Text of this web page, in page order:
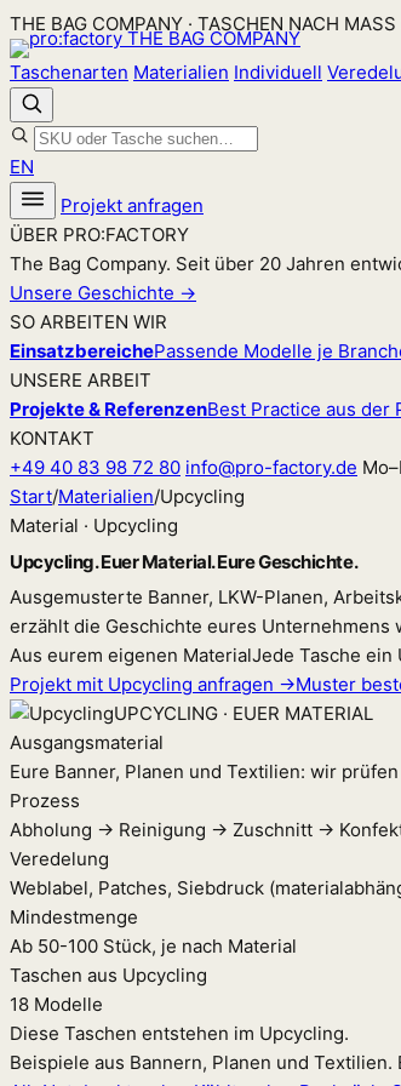
Zum
Inhalt
springen
THE BAG COMPANY · TASCHEN NACH
Taschenarten Materialien Individuell
EN
Projekt anfragen
ÜBER PRO:FACTORY
The Bag Company. Seit über 20 Jahren
Unsere Geschichte →
SO ARBEITEN WIR
EinsatzbereichePassende Modelle je
UNSERE ARBEIT
Projekte & ReferenzenBest Practice aus der
KONTAKT
+49 40 83 98 72 80 info@pro-factory.de
Start/Materialien/Upcycling
Material · Upcycling
Upcycling. Euer Material. Eure Geschichte.
Ausgemusterte Banner, LKW-Planen,
erzählt die Geschichte eures
Aus eurem eigenen MaterialJede Tasche ein
Projekt mit Upcycling anfragen →Muster
UPCYCLING · EUER MATERIAL
Ausgangsmaterial
Eure Banner, Planen und Textilien: wir
Prozess
Abholung → Reinigung → Zuschnitt →
Veredelung
Weblabel, Patches, Siebdruck
Mindestmenge
Ab 50-100 Stück, je nach Material
Taschen aus Upcycling
18 Modelle
Diese Taschen entstehen im Upcycling.
Beispiele aus Bannern, Planen und